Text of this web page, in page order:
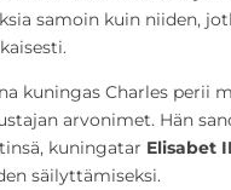
samoin kuin niiden,
kuningas Charles perii
arvonimet. Hän
kuningatar Elisabet
säilyttämiseksi.